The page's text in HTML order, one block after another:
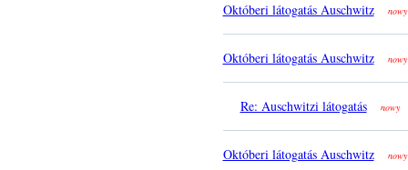
Októberi látogatás Auschwitz nowy
Októberi látogatás Auschwitz nowy
Re: Auschwitzi látogatás nowy
Októberi látogatás Auschwitz nowy